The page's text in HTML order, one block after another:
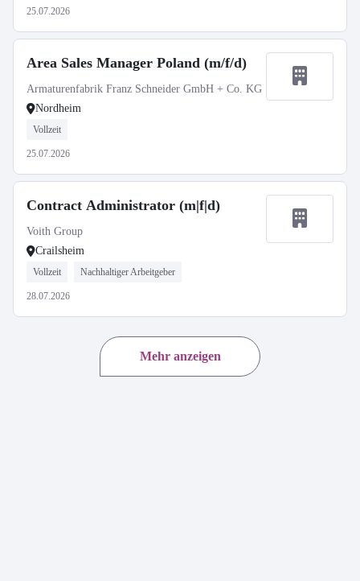
25.07.2026
Area Sales Manager Poland (m/f/d)
Armaturenfabrik Franz Schneider GmbH + Co. KG
Nordheim
Vollzeit
25.07.2026
Contract Administrator (m|f|d)
Voith Group
Crailsheim
Vollzeit Nachhaltiger Arbeitgeber
28.07.2026
Mehr anzeigen